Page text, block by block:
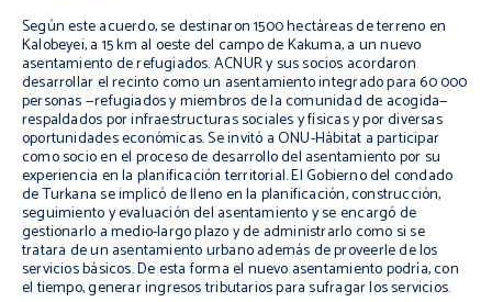
Según este acuerdo, se destinaron 1500 hectáreas de terreno en
Kalobeyei, a 15 km al oeste del campo de Kakuma, a un nuevo
asentamiento de refugiados. ACNUR y sus socios acordaron
desarrollar el recinto como un asentamiento integrado para 60 000
personas —refugiados y miembros de la comunidad de acogida—
respaldados por infraestructuras sociales y físicas y por diversas
oportunidades económicas. Se invitó a ONU-Hábitat a participar
como socio en el proceso de desarrollo del asentamiento por su
experiencia en la planificación territorial. El Gobierno del condado
de Turkana se implicó de lleno en la planificación, construcción,
seguimiento y evaluación del asentamiento y se encargó de
gestionarlo a medio-largo plazo y de administrarlo como si se
tratara de un asentamiento urbano además de proveerle de los
servicios básicos. De esta forma el nuevo asentamiento podría, con
el tiempo, generar ingresos tributarios para sufragar los servicios.